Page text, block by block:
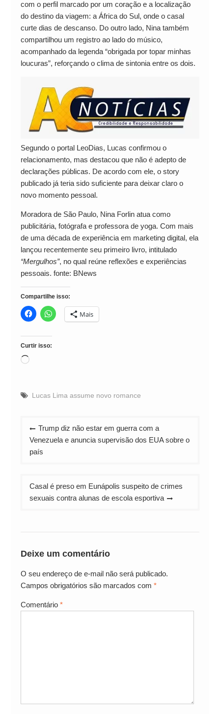
com o perfil marcado por um coração e a localização
do destino da viagem: a África do Sul, onde o casal
curte dias de descanso. Do outro lado, Nina também
compartilhou um registro ao lado do músico,
acompanhado da legenda “obrigada por topar minhas
loucuras”, reforçando o clima de sintonia entre os dois.
Segundo o portal LeoDias, Lucas confirmou o
relacionamento, mas destacou que não é adepto de
declarações públicas. De acordo com ele, o story
publicado já teria sido suficiente para deixar claro o
novo momento pessoal.
Moradora de São Paulo, Nina Forlin atua como
publicitária, fotógrafa e professora de yoga. Com mais
de uma década de experiência em marketing digital, ela
lançou recentemente seu primeiro livro, intitulado
“Mergulhos”, no qual reúne reflexões e experiências
pessoais. fonte: BNews
Compartilhe isso:
Mais
Curtir isso:
Carregando...
Lucas Lima assume novo romance
Navegação
de
Post
Trump diz não estar em guerra com a
Venezuela e anuncia supervisão dos EUA sobre o
país
Casal é preso em Eunápolis suspeito de crimes
sexuais contra alunas de escola esportiva
Deixe um comentário
O seu endereço de e-mail não será publicado.
Campos obrigatórios são marcados com *
Comentário *